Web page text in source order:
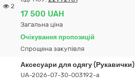
2
17 500 UAH
Загальна ціна
Очікування пропозицій
Спрощена закупівля
Аксесуари для одягу (Рукавички)
UA-2026-07-30-003192-a